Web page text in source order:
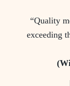
“Quality
exceeding